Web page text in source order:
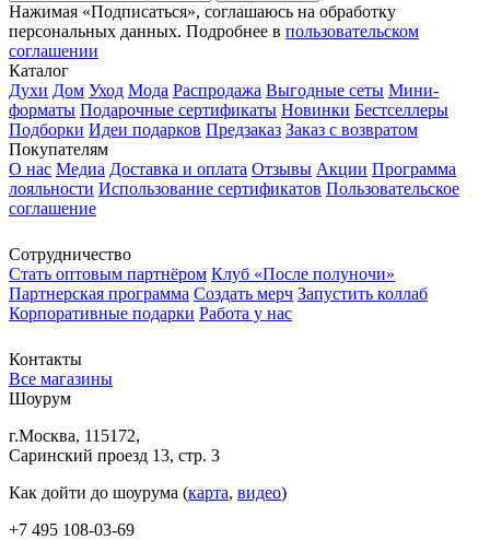
Нажимая «Подписаться», соглашаюсь на обработку
персональных данных. Подробнее в пользовательском
соглашении
Каталог
Духи Дом Уход Мода Распродажа Выгодные сеты Мини-
форматы Подарочные сертификаты Новинки Бестселлеры
Подборки Идеи подарков Предзаказ Заказ с возвратом
Покупателям
О нас Медиа Доставка и оплата Отзывы Акции Программа
лояльности Использование сертификатов Пользовательское
соглашение
Сотрудничество
Стать оптовым партнёром Клуб «После полуночи»
Партнерская программа Создать мерч Запустить коллаб
Корпоративные подарки Работа у нас
Контакты
Все магазины
Шоурум
г.Москва, 115172,
Саринский проезд 13, стр. 3
Как дойти до шоурума (карта, видео)
+7 495 108-03-69